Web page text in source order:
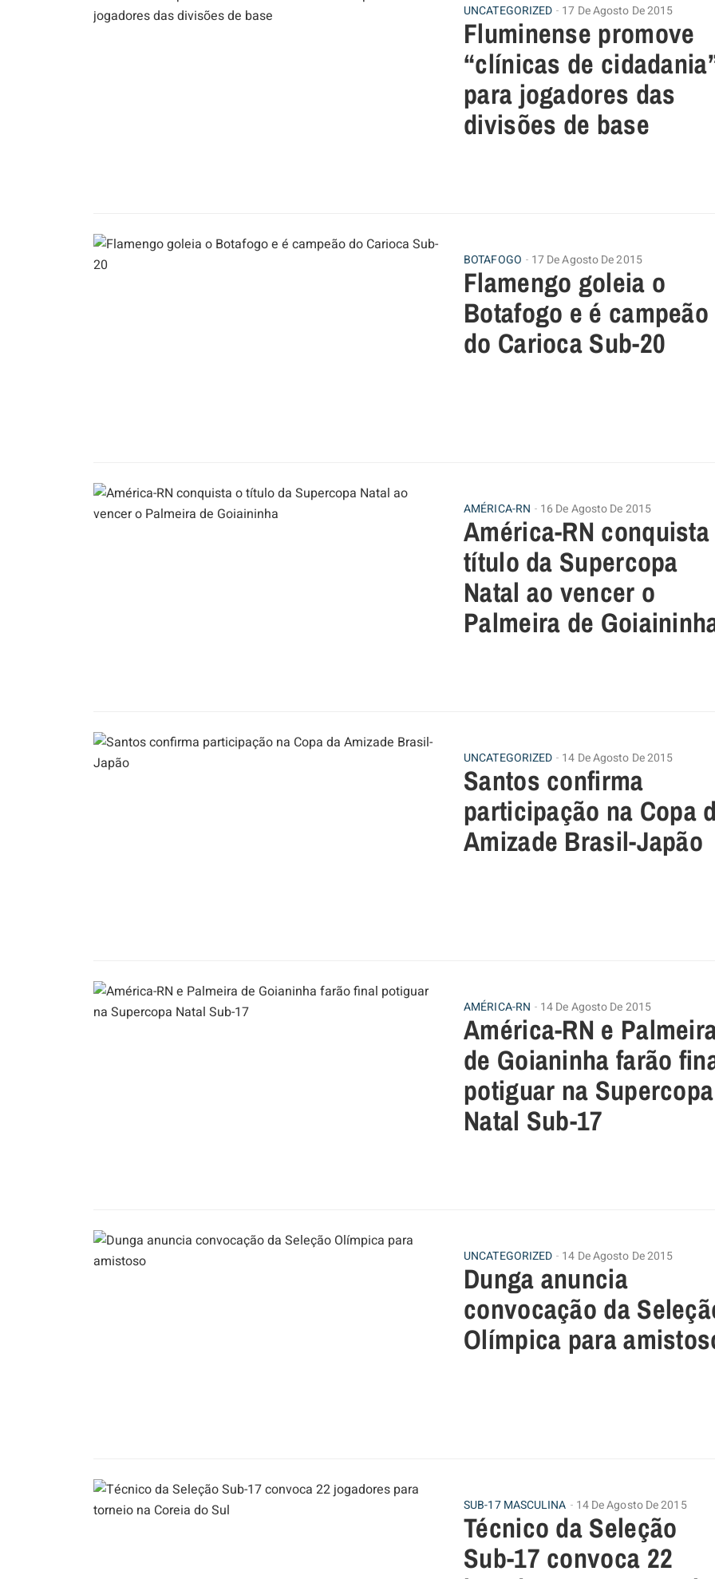
UNCATEGORIZED 17 De Agosto De 2015
Fluminense promove
“clínicas de
para jogadores das
divisões de base
BOTAFOGO 17 De Agosto De 2015
Flamengo goleia o
Botafogo e é campeão
do Carioca Sub-20
AMÉRICA-RN 16 De Agosto De 2015
América-RN
título da Supercopa
Natal ao vencer o
Palmeira de
UNCATEGORIZED 14 De Agosto De 2015
Santos confirma
participação na Copa
Amizade Brasil-Japão
AMÉRICA-RN 14 De Agosto De 2015
América-RN e
de Goianinha farão
potiguar na Supercopa
Natal Sub-17
UNCATEGORIZED 14 De Agosto De 2015
Dunga anuncia
convocação da
Olímpica para
SUB-17 MASCULINA 14 De Agosto De 2015
Técnico da Seleção
Sub-17 convoca 22